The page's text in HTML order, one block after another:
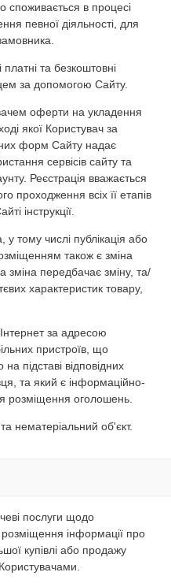
споживається в процесі
певної діяльності, для
та безкоштовні
за допомогою Сайту.
оферти на укладення
якої Користувач за
форм Сайту надає
сервісів сайту та
Реєстрація вважається
проходження всіх її етапів
інструкції.
тому числі публікація або
також є зміна
зміна передбачає зміну, та/
характеристик товару,
за адресою
пристроїв, що
підставі відповідних
та який є інформаційно-
розміщення оголошень.
нематеріальний об'єкт.
послуги щодо
розміщення інформації про
купівлі або продажу